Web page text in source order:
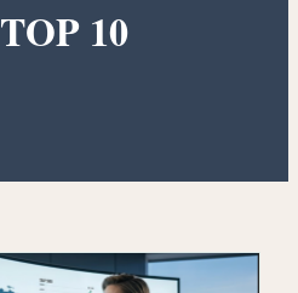
TOP 10